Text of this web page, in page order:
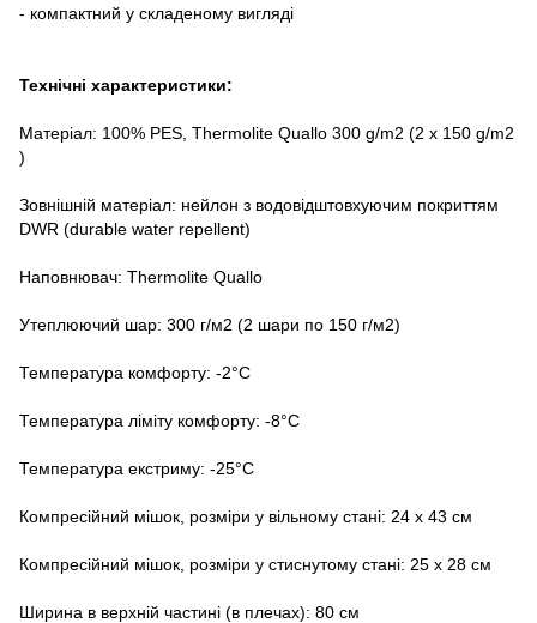
- компактний у складеному вигляді
Технічні характеристики:
Матеріал: 100% PES, Thermolite Quallo 300 g/m2 (2 x 150 g/m2
)
Зовнішній матеріал: нейлон з водовідштовхуючим покриттям
DWR (durable water repellent)
Наповнювач: Thermolite Quallo
Утеплюючий шар: 300 г/м2 (2 шари по 150 г/м2)
Температура комфорту: -2°C
Температура ліміту комфорту: -8°C
Температура екстриму: -25°C
Компресійний мішок, розміри у вільному стані: 24 x 43 см
Компресійний мішок, розміри у стиснутому стані: 25 x 28 см
Ширина в верхній частині (в плечах): 80 см